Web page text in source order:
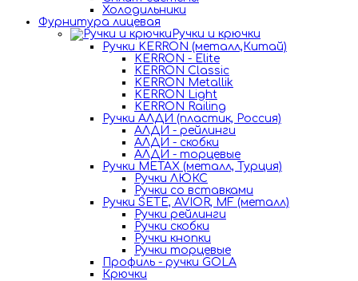
Холодильники
Фурнитура лицевая
Ручки и крючки
Ручки KERRON (металл,Китай)
KERRON - Elite
KERRON Classic
KERRON Metallik
KERRON Light
KERRON Railing
Ручки АЛДИ (пластик, Россия)
АЛДИ - рейлинги
АЛДИ - скобки
АЛДИ - торцевые
Ручки METAX (металл, Турция)
Ручки ЛЮКС
Ручки со вставками
Ручки SETE, AVIOR, MF (металл)
Ручки рейлинги
Ручки скобки
Ручки кнопки
Ручки торцевые
Профиль - ручки GOLA
Крючки